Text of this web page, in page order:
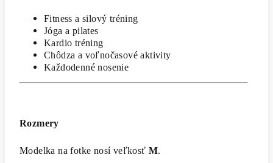
Fitness a silový tréning
Jóga a pilates
Kardio tréning
Chôdza a voľnočasové aktivity
Každodenné nosenie
Rozmery
Modelka na fotke nosí veľkosť M.